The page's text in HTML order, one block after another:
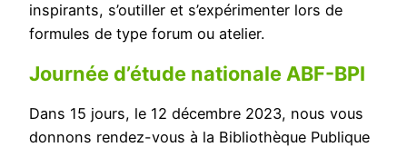
inspirants, s’outiller et s’expérimenter lors de
formules de type forum ou atelier.
Journée d’étude nationale ABF-BPI
Dans 15 jours, le 12 décembre 2023, nous vous
donnons rendez-vous à la Bibliothèque Publique